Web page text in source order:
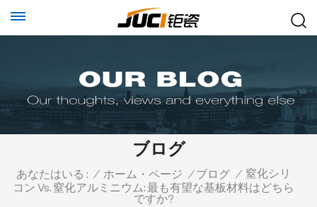
ブログ
あなたはいる : / ホーム・ページ / ブログ / 窒化シリ
コン Vs. 窒化アルミニウム: 最も有望な基板材料はどちら
ですか?